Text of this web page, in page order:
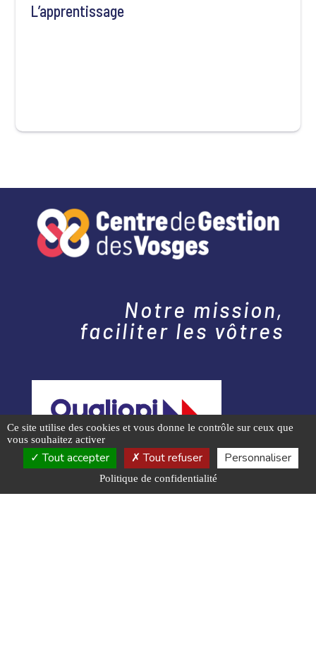
L’apprentissage
Notre mission,
faciliter les vôtres
Ce site utilise des cookies et vous donne le contrôle sur ceux que
vous souhaitez activer
Tout accepter Tout refuser Personnaliser
Politique de confidentialité